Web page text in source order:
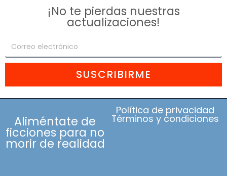
¡No te pierdas nuestras
actualizaciones!
SUSCRIBIRME
Aliméntate de
ficciones para no
morir de realidad
Política de privacidad
Términos y condiciones